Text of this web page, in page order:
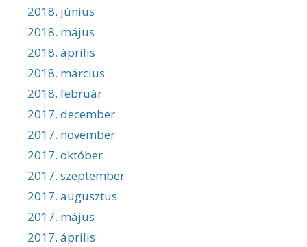
2018. június
2018. május
2018. április
2018. március
2018. február
2017. december
2017. november
2017. október
2017. szeptember
2017. augusztus
2017. május
2017. április